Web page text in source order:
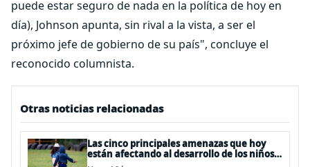
puede estar seguro de nada en la política de hoy en
día), Johnson apunta, sin rival a la vista, a ser el
próximo jefe de gobierno de su país", concluye el
reconocido columnista.
Otras noticias relacionadas
Las cinco principales amenazas que hoy
están afectando al desarrollo de los niños
en Chile